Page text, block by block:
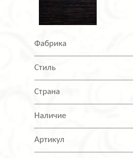
Фабрика
Стиль
Страна
Наличие
Артикул